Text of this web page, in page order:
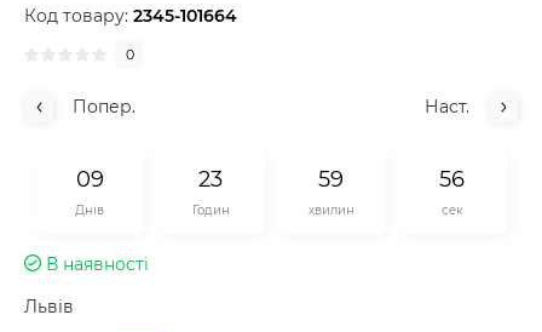
Код товару: 2345-101664
0
Попер. Наст.
09
Днів
23
Годин
59
хвилин
55
сек
В наявності
Львів